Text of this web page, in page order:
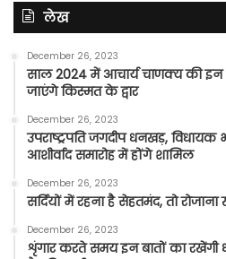
लेख
December 26, 2023
साल 2024 में आचार्य चाणक्य की
जाएंगे किस्मत के द्वार
December 26, 2023
उपराष्ट्रपति जगदीप धनखड़,
आशीर्वाद समारोह में होंगे शामिल
December 26, 2023
सर्दियों में रहना है सेहतमंद, तो
December 26, 2023
शृंगार करते समय इन बातों का रखेंगी